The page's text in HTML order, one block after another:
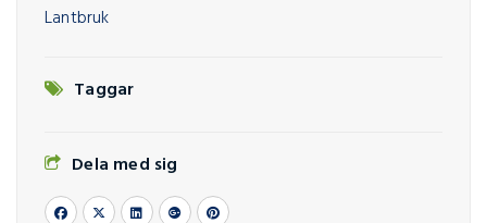
Lantbruk
Taggar
Dela med sig